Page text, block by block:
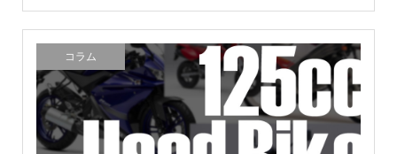
コラム